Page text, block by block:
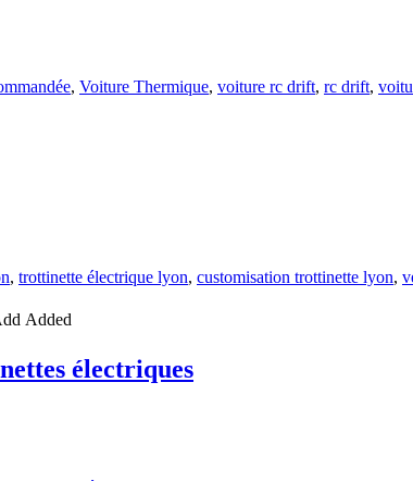
, Voiture Thermique, voiture rc drift, rc drift,
, trottinette électrique lyon, customisation trottinette lyon,
Added
électriques